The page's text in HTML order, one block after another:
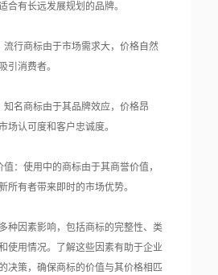
合有长远发展规划的品牌。
流行商标由于市场需求大，价格自然
引消费者。
名商标由于其品牌效应，价格昂
场认可度和客户忠诚度。
：使用中的商标由于其商誉价值，
所有者带来即时的市场优势。
种因素影响，包括商标的完整性、类
使用情况。了解这些因素有助于企业
决策，确保商标的价值与其价格相匹